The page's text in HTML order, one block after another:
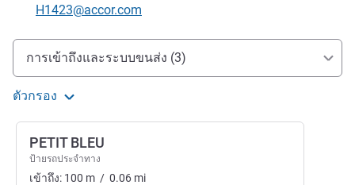
อีเมลติดต่อ
H1423@accor.com
การเข้าถึงและการเดินทาง
การเข้าถึงและระบบขนส่ง (3)
ตัวกรอง
PETIT BLEU
ป้ายรถประจำทาง
เข้าถึง: 100 m / 0.06 mi